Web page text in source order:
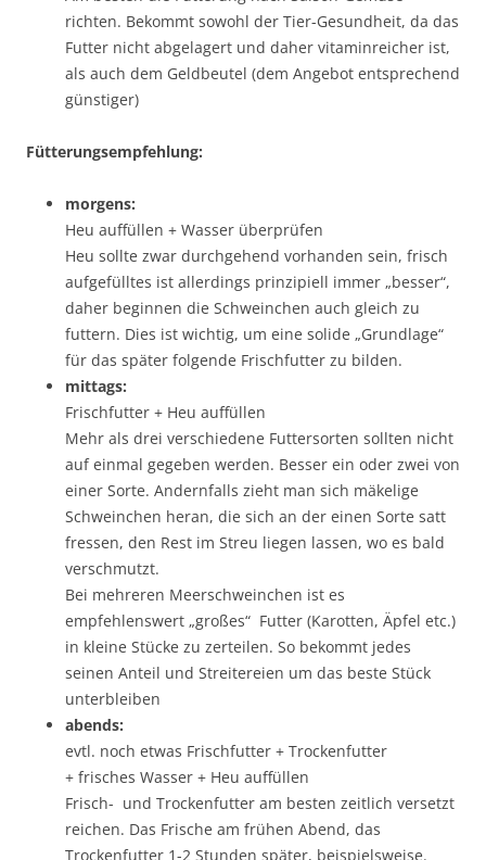
richten. Bekommt sowohl der Tier-Gesundheit, da das
Futter nicht abgelagert und daher vitaminreicher ist,
als auch dem Geldbeutel (dem Angebot entsprechend
günstiger)
Fütterungsempfehlung:
morgens:
Heu auffüllen + Wasser überprüfen
Heu sollte zwar durchgehend vorhanden sein, frisch
aufgefülltes ist allerdings prinzipiell immer „besser“,
daher beginnen die Schweinchen auch gleich zu
futtern. Dies ist wichtig, um eine solide „Grundlage“
für das später folgende Frischfutter zu bilden.
mittags:
Frischfutter + Heu auffüllen
Mehr als drei verschiedene Futtersorten sollten nicht
auf einmal gegeben werden. Besser ein oder zwei von
einer Sorte. Andernfalls zieht man sich mäkelige
Schweinchen heran, die sich an der einen Sorte satt
fressen, den Rest im Streu liegen lassen, wo es bald
verschmutzt.
Bei mehreren Meerschweinchen ist es
empfehlenswert „großes“ Futter (Karotten, Äpfel etc.)
in kleine Stücke zu zerteilen. So bekommt jedes
seinen Anteil und Streitereien um das beste Stück
unterbleiben
abends:
evtl. noch etwas Frischfutter + Trockenfutter
+ frisches Wasser + Heu auffüllen
Frisch- und Trockenfutter am besten zeitlich versetzt
reichen. Das Frische am frühen Abend, das
Trockenfutter 1-2 Stunden später, beispielsweise.